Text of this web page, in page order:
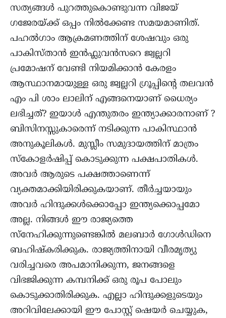
സത്യങ്ങൾ പുറത്തുകൊണ്ടുവന്ന വിജയ്
ഗജേരയ്ക്ക് ഒപ്പം നിൽക്കേണ്ട സമയമാണിത്.
പഹൽഗാം ആക്രമണത്തിന് ശേഷവും ഒരു
പാകിസ്താൻ ഇൻഫ്ലുവൻസറെ ജ്വല്ലറി
പ്രമോഷന് വേണ്ടി നിയമിക്കാൻ കേരളം
ആസ്ഥാനമായുള്ള ഒരു ജ്വല്ലറി ഗ്രൂപ്പിൻ്റെ തലവൻ
എം പി ശാം ലാലിന് എങ്ങനെയാണ് ധൈര്യം
ലഭിച്ചത്? ഇയാള്‍ എന്തുതരം ഇന്ത്യാക്കാരനാണ് ?
ബിസിനസ്സുകാരെന്ന് നടിക്കുന്ന പാകിസ്ഥാന്‍
അനുകൂലികള്‍. മുസ്ലീം സമുദായത്തിന് മാത്രം
സ്കോളർഷിപ്പ് കൊടുക്കുന്ന പക്ഷപാതികൾ.
അവര്‍ ആരുടെ പക്ഷത്താണെന്ന്
വ്യക്തമാക്കിയിരിക്കുകയാണ്. തീര്‍ച്ചയായും
അവര്‍ ഹിന്ദുക്കള്‍ക്കൊപ്പോ ഇന്ത്യക്കൊപ്പമോ
അല്ല. നിങ്ങൾ ഈ രാജ്യത്തെ
സ്നേഹിക്കുന്നുണ്ടെങ്കിൽ മലബാർ ഗോൾഡിനെ
ബഹിഷ്കരിക്കുക. രാജ്യത്തിനായി വീരമൃത്യു
വരിച്ചവരെ അപമാനിക്കുന്ന, ജനങ്ങളെ
വിഭജിക്കുന്ന കമ്പനിക്ക് ഒരു രൂപ പോലും
കൊടുക്കാതിരിക്കുക. എല്ലാ ഹിന്ദുക്കളുടെയും
അറിവിലേക്കായി ഈ പോസ്റ്റ് ഷെയർ ചെയ്യുക,